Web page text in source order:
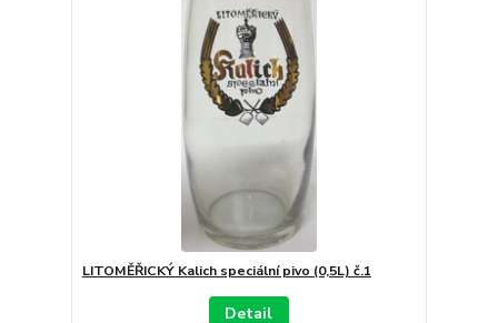
LITOMĚŘICKÝ Kalich speciální pivo (0,5L) č.1
Detail